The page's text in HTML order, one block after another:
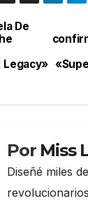
gr
a
m
ar
tir
De
Legacy»
Por Miss
Diseñé miles